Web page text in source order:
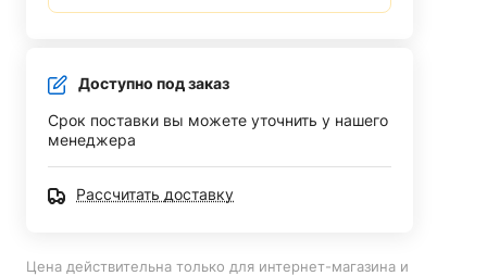
Доступно под заказ
Срок поставки вы можете уточнить у нашего
менеджера
Рассчитать доставку
Цена действительна только для интернет-магазина и